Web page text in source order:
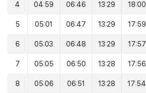
4 04:59 06:46 13:29 18:00
5 05:01 06:47 13:29 17:59
6 05:03 06:48 13:29 17:57
7 05:05 06:50 13:28 17:56
8 05:06 06:51 13:28 17:54